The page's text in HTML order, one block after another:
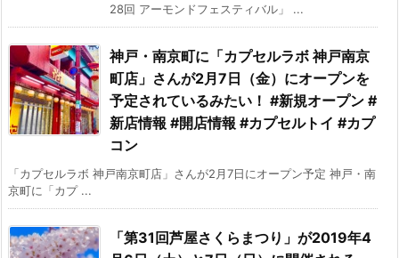
28回 アーモンドフェスティバル」 ...
神戸・南京町に「カプセルラボ 神戸南京
町店」さんが2月7日（金）にオープンを
予定されているみたい！ #新規オープン #
新店情報 #開店情報 #カプセルトイ #カプ
コン
「カプセルラボ 神戸南京町店」さんが2月7日にオープン予定 神戸・南
京町に「カプ ...
「第31回芦屋さくらまつり」が2019年4